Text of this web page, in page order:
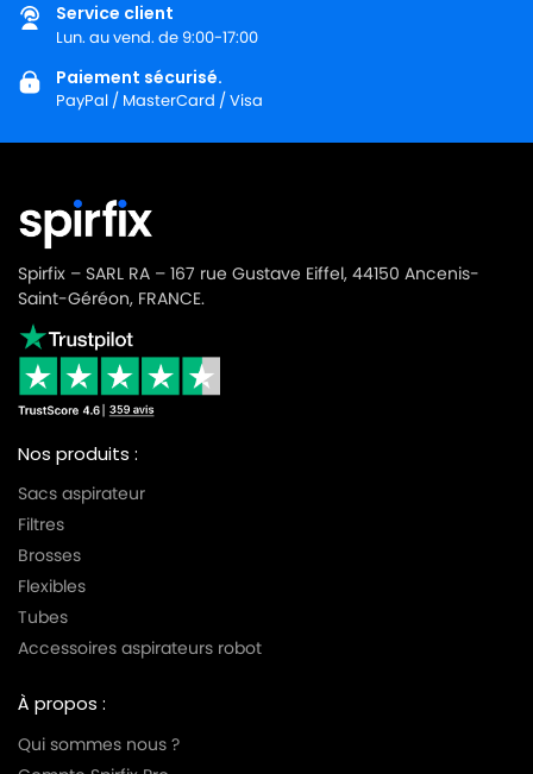
Service client
Lun. au vend. de 9:00-17:00
Paiement sécurisé.
PayPal / MasterCard / Visa
Spirfix – SARL RA – 167 rue Gustave Eiffel, 44150 Ancenis-
Saint-Géréon, FRANCE.
Nos produits :
Sacs aspirateur
Filtres
Brosses
Flexibles
Tubes
Accessoires aspirateurs robot
À propos :
Qui sommes nous ?